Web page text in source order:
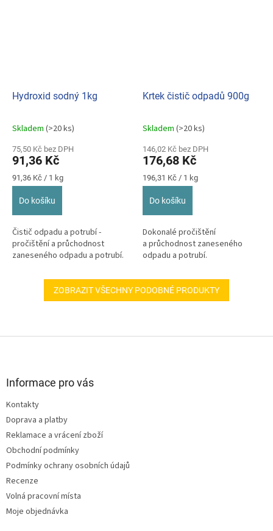
Hydroxid sodný 1kg
Průměrné
produktu
je
5,0
z
Skladem (>20 ks)
75,50 Kč bez DPH
91,36 Kč
Měrná
cena:
91,36 Kč / 1 kg
Do košíku
Čistič odpadu a potrubí -
pročištění a průchodnost
zaneseného odpadu a potrubí.
Krtek čistič odpadů 900g
Průměrné
produktu
je
5,0
z
Skladem (>20 ks)
146,02 Kč bez DPH
176,68 Kč
Měrná
cena:
196,31 Kč / 1 kg
Do košíku
Dokonalé pročištění
a průchodnost zaneseného
odpadu a potrubí.
ZOBRAZIT VŠECHNY PODOBNÉ PRODUKTY
Informace pro vás
Kontakty
Doprava a platby
Reklamace a vrácení zboží
Obchodní podmínky
Podmínky ochrany osobních údajů
Recenze
Volná pracovní místa
Moje objednávka